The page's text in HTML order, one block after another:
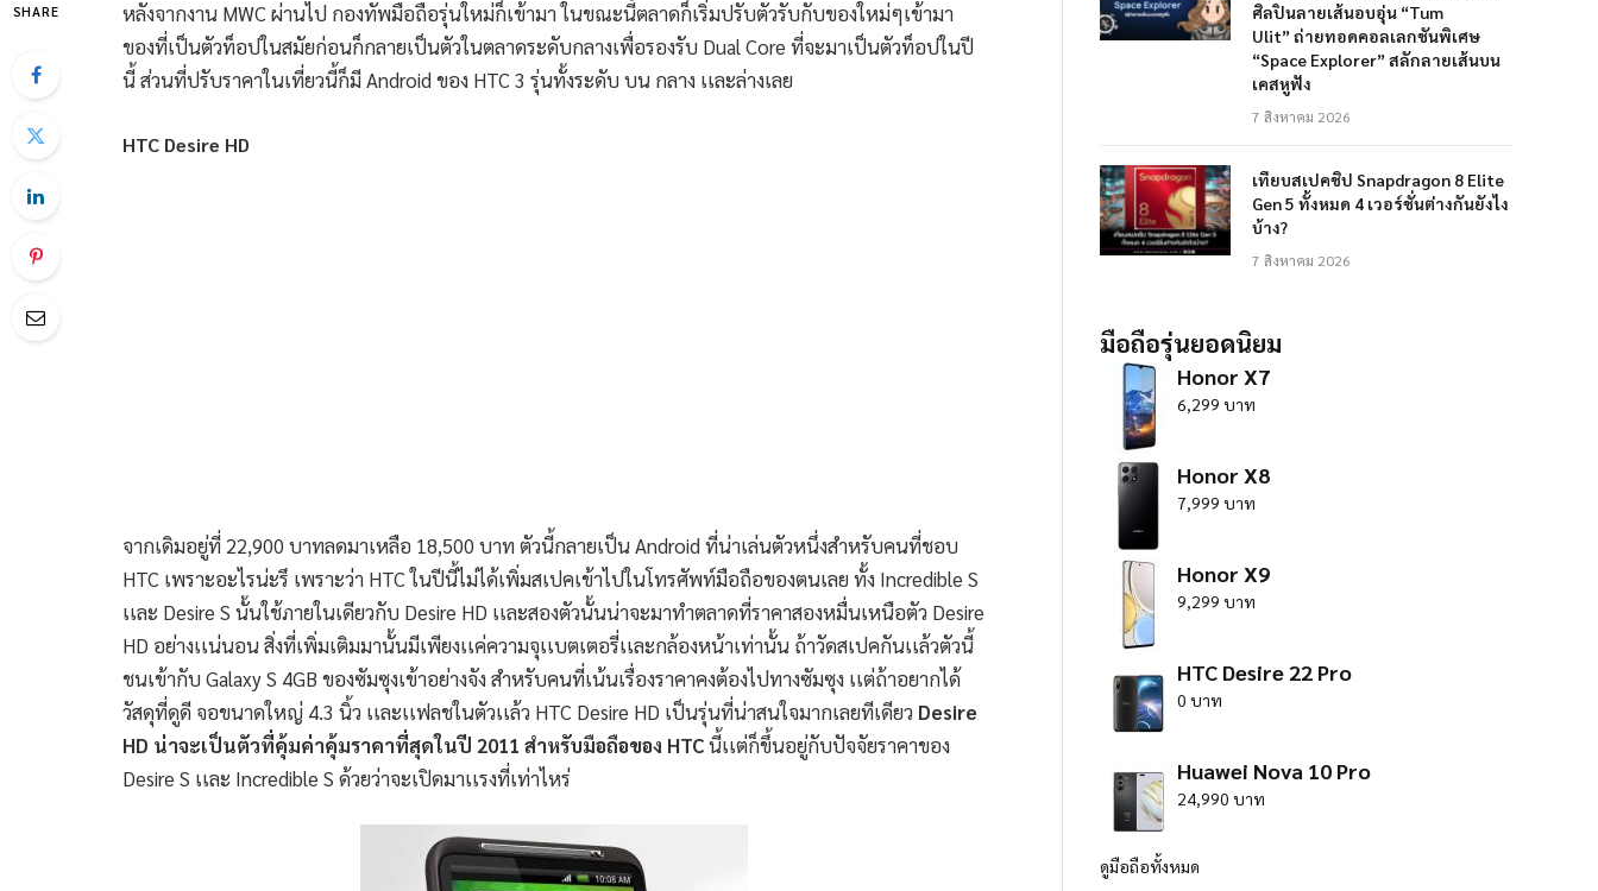
SHARE
หลังจากงาน MWC ผ่านไป กองทัพมือถือรุ่นใหม่ก็เข้ามา ในขณะนี้ตลาดก็เริ่มปรับตัวรับกับของใหม่ๆเข้ามา
ของที่เป็นตัวท็อปในสมัยก่อนก็กลายเป็นตัวในตลาดระดับกลางเพื่อรองรับ Dual Core ที่จะมาเป็นตัวท็อปในปี
นี้ ส่วนที่ปรับราคาในเที่ยวนี้ก็มี Android ของ HTC 3 รุ่นทั้งระดับ บน กลาง เเละล่างเลย
HTC Desire HD
จากเดิมอยู่ที่ 22,900 บาทลดมาเหลือ 18,500 บาท ตัวนี้กลายเป็น Android ที่น่าเล่นตัวหนึ่งสำหรับคนที่ชอบ
HTC เพราะอะไรน่ะรึ เพราะว่า HTC ในปีนี้ไม่ได้เพิ่มสเปคเข้าไปในโทรศัพท์มือถือของตนเลย ทั้ง Incredible S
เเละ Desire S นั้นใช้ภายในเดียวกับ Desire HD เเละสองตัวนั้นน่าจะมาทำตลาดที่ราคาสองหมื่นเหนือตัว Desire
HD อย่างเเน่นอน สิ่งที่เพิ่มเติมมานั้นมีเพียงเเค่ความจุเเบตเตอรี่เเละกล้องหน้าเท่านั้น ถ้าวัดสเปคกันเเล้วตัวนี้
ชนเข้ากับ Galaxy S 4GB ของซัมซุงเข้าอย่างจัง สำหรับคนที่เน้นเรื่องราคาคงต้องไปทางซัมซุง เเต่ถ้าอยากได้
วัสดุที่ดูดี จอขนาดใหญ่ 4.3 นิ้ว เเละเเฟลชในตัวเเล้ว HTC Desire HD เป็นรุ่นที่น่าสนใจมากเลยทีเดียว Desire
HD น่าจะเป็นตัวที่คุ้มค่าคุ้มราคาที่สุดในปี 2011 สำหรับมือถือของ HTCนี้เเต่ก็ขึ้นอยู่กับปัจจัยราคาของ
Desire S เเละ Incredible S ด้วยว่าจะเปิดมาเเรงที่เท่าไหร่
ศิลปินลายเส้นอบอุ่น “Tum
Ulit” ถ่ายทอดคอลเลกชันพิเศษ
“Space Explorer” สลักลายเส้นบน
เคสหูฟัง
7 สิงหาคม 2026
เทียบสเปคชิป Snapdragon 8 Elite
Gen 5 ทั้งหมด 4 เวอร์ชั่นต่างกันยังไง
บ้าง?
7 สิงหาคม 2026
มือถือรุ่นยอดนิยม
Honor X7
6,299 บาท
Honor X8
7,999 บาท
Honor X9
9,299 บาท
HTC Desire 22 Pro
0 บาท
Huawei Nova 10 Pro
24,990 บาท
ดูมือถือทั้งหมด